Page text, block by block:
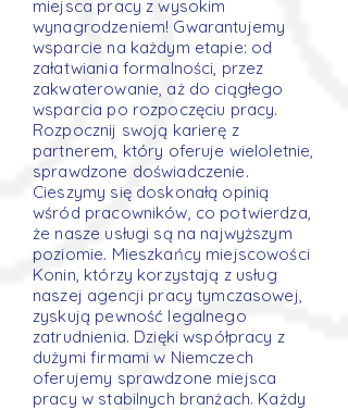
miejsca pracy z wysokim
wynagrodzeniem! Gwarantujemy
wsparcie na każdym etapie: od
załatwiania formalności, przez
zakwaterowanie, aż do ciągłego
wsparcia po rozpoczęciu pracy.
Rozpocznij swoją karierę z
partnerem, który oferuje wieloletnie,
sprawdzone doświadczenie.
Cieszymy się doskonałą opinią
wśród pracowników, co potwierdza,
że nasze usługi są na najwyższym
poziomie. Mieszkańcy miejscowości
Konin, którzy korzystają z usług
naszej agencji pracy tymczasowej,
zyskują pewność legalnego
zatrudnienia. Dzięki współpracy z
dużymi firmami w Niemczech
oferujemy sprawdzone miejsca
pracy w stabilnych branżach. Każdy